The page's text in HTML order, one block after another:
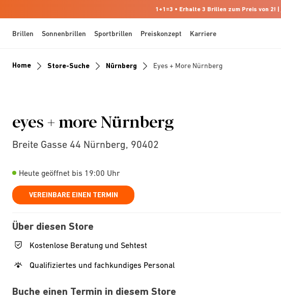
1+1=3 • Erhalte 3 Brillen zum Preis von 2! |
Brillen Sonnenbrillen Sportbrillen Preiskonzept Karriere
Home Store-Suche Nürnberg Eyes + More Nürnberg
eyes + more Nürnberg
Breite Gasse 44 Nürnberg, 90402
Heute geöffnet bis 19:00 Uhr
VEREINBARE EINEN TERMIN
Über diesen Store
Kostenlose Beratung und Sehtest
Qualifiziertes und fachkundiges Personal
Buche einen Termin in diesem Store